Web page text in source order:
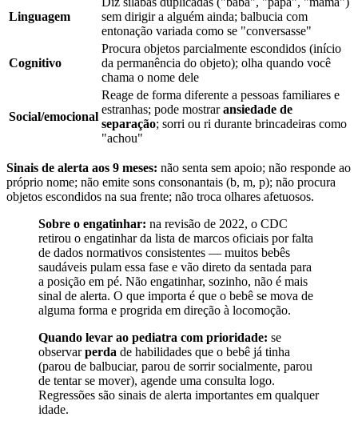
Linguagem
sem dirigir a alguém ainda; balbucia com
entonação variada como se "conversasse"
Cognitivo
Procura objetos parcialmente escondidos (início
da permanência do objeto); olha quando você
chama o nome dele
Social/emocional
Reage de forma diferente a pessoas familiares e
estranhas; pode mostraransiedade de
separação; sorri ou ri durante brincadeiras como
"achou"
Sinais de alerta aos 9 meses: não senta sem apoio; não responde ao
próprio nome; não emite sons consonantais (b, m, p); não procura
objetos escondidos na sua frente; não troca olhares afetuosos.
Sobre o engatinhar: na revisão de 2022, o CDC
retirou o engatinhar da lista de marcos oficiais por falta
de dados normativos consistentes — muitos bebês
saudáveis pulam essa fase e vão direto da sentada para
a posição em pé. Não engatinhar, sozinho, não é mais
sinal de alerta. O que importa é que o bebê se mova de
alguma forma e progrida em direção à locomoção.
Quando levar ao pediatra com prioridade: se
observarperda de habilidades que o bebê já tinha
(parou de balbuciar, parou de sorrir socialmente, parou
de tentar se mover), agende uma consulta logo.
Regressões são sinais de alerta importantes em qualquer
idade.